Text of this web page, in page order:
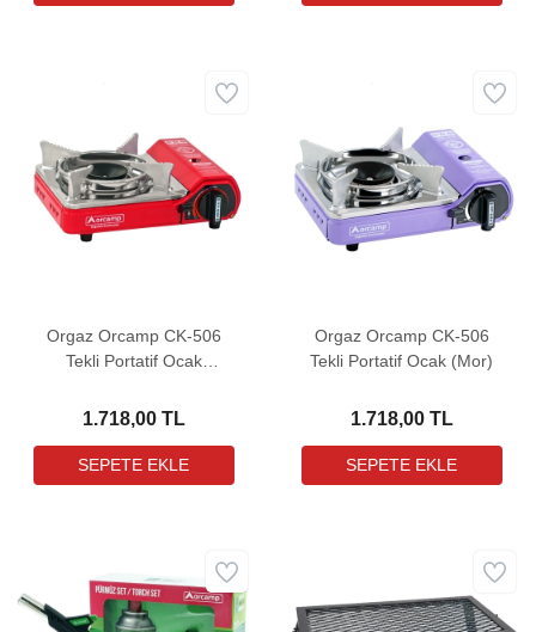
Orgaz Orcamp CK-506
Tekli Portatif Ocak
1.718,00 TL
Orgaz Orcamp CK-506
Tekli Portatif Ocak (Mor)
1.718,00 TL